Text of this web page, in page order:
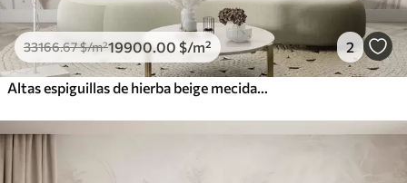
33166.67$/m²19900.00 $/m² 2